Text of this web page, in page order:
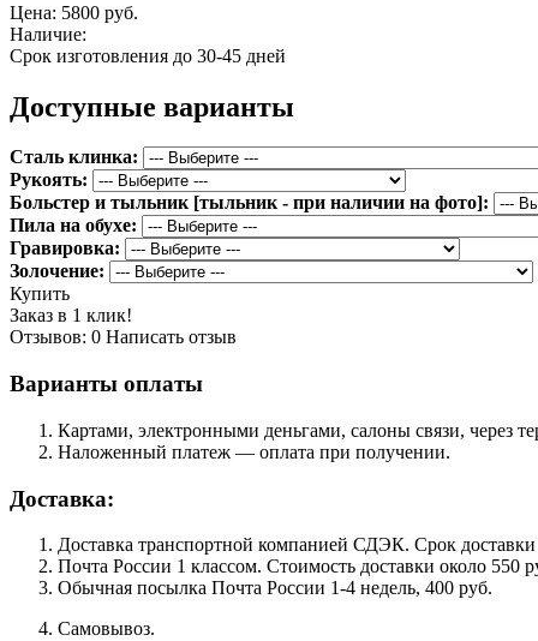
Цена: 5800 руб.
Наличие:
Срок изготовления до 30-45 дней
Доступные варианты
Сталь клинка:
Рукоять:
Больстер и тыльник [тыльник - при наличии на фото]:
Пила на обухе:
Гравировка:
Золочение:
Купить
Заказ в 1 клик!
Отзывов: 0 Написать отзыв
Варианты оплаты
Картами, электронными деньгами, салоны связи, через
Наложенный платеж — оплата при получении.
Доставка:
Доставка транспортной компанией СДЭК. Срок
Почта России 1 классом. Cтоимость доставки около 550
Обычная посылка Почта России 1-4 недель, 400 руб.
Самовывоз.